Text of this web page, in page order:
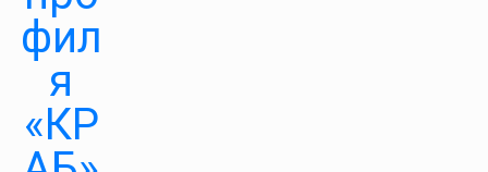
фил
я
«КР